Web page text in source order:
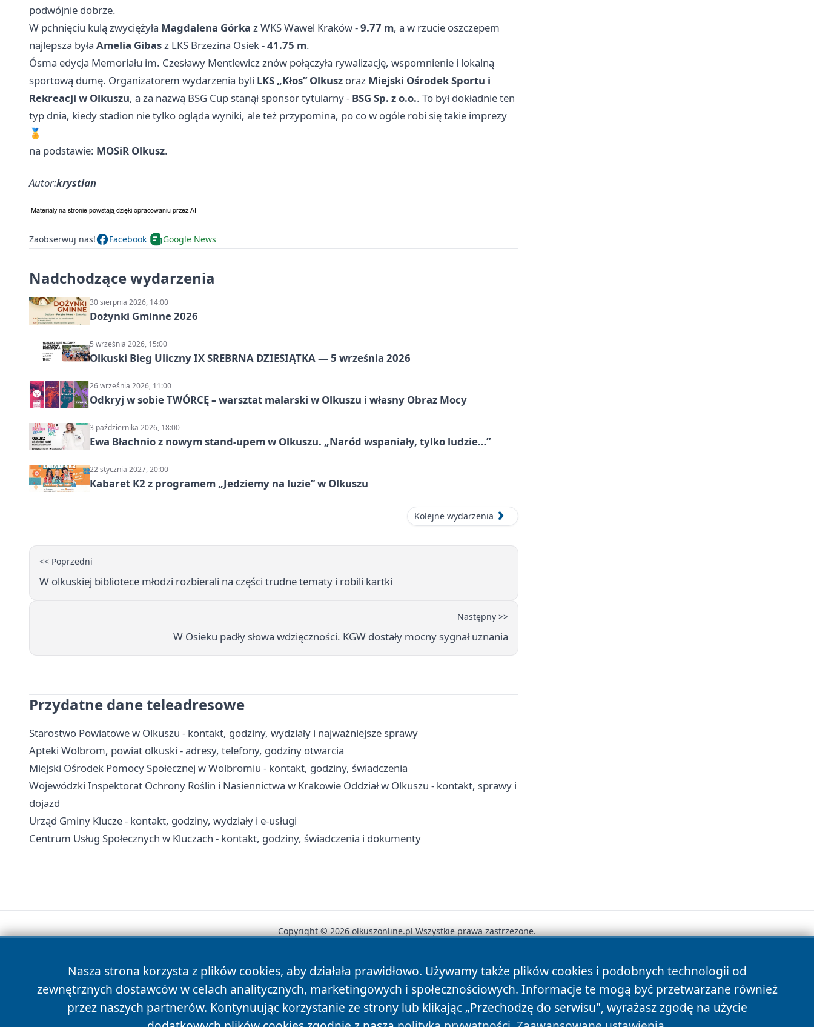
podwójnie dobrze.
W pchnięciu kulą zwyciężyła Magdalena Górka z WKS Wawel Kraków -9.77 m, a w rzucie oszczepem
najlepsza była Amelia Gibasz LKS Brzezina Osiek -41.75 m.
Ósma edycja Memoriału im. Czesławy Mentlewicz znów połączyła rywalizację, wspomnienie i lokalną
sportową dumę. Organizatorem wydarzenia byli LKS „Kłos” Olkusz oraz Miejski Ośrodek Sportu i
Rekreacji w Olkuszu, a za nazwą BSG Cup stanął sponsor tytularny - BSG Sp. z o.o.. To był dokładnie ten
typ dnia, kiedy stadion nie tylko ogląda wyniki, ale też przypomina, po co w ogóle robi się takie imprezy
🏅
na podstawie: MOSiR Olkusz.
Autor:krystian
Zaobserwuj nas! Facebook Google News
Nadchodzące wydarzenia
30 sierpnia 2026, 14:00
Dożynki Gminne 2026
5 września 2026, 15:00
Olkuski Bieg Uliczny IX SREBRNA DZIESIĄTKA — 5 września 2026
26 września 2026, 11:00
Odkryj w sobie TWÓRCĘ – warsztat malarski w Olkuszu i własny Obraz Mocy
3 października 2026, 18:00
Ewa Błachnio z nowym stand-upem w Olkuszu. „Naród wspaniały, tylko ludzie…”
22 stycznia 2027, 20:00
Kabaret K2 z programem „Jedziemy na luzie” w Olkuszu
Kolejne wydarzenia
<< Poprzedni
W olkuskiej bibliotece młodzi rozbierali na części trudne tematy i robili kartki
Następny >>
W Osieku padły słowa wdzięczności. KGW dostały mocny sygnał uznania
Przydatne dane teleadresowe
Starostwo Powiatowe w Olkuszu - kontakt, godziny, wydziały i najważniejsze sprawy
Apteki Wolbrom, powiat olkuski - adresy, telefony, godziny otwarcia
Miejski Ośrodek Pomocy Społecznej w Wolbromiu - kontakt, godziny, świadczenia
Wojewódzki Inspektorat Ochrony Roślin i Nasiennictwa w Krakowie Oddział w Olkuszu - kontakt, sprawy i
dojazd
Urząd Gminy Klucze - kontakt, godziny, wydziały i e-usługi
Centrum Usług Społecznych w Kluczach - kontakt, godziny, świadczenia i dokumenty
Nasza strona korzysta z plików cookies, aby działała prawidłowo. Używamy także plików cookies i podobnych technologii od
zewnętrznych dostawców w celach analitycznych, marketingowych i społecznościowych. Informacje te mogą być przetwarzane również
przez naszych partnerów. Kontynuując korzystanie ze strony lub klikając „Przechodzę do serwisu", wyrażasz zgodę na użycie
Copyright © 2026 olkuszonline.pl Wszystkie prawa zastrzeżone.
News Autorzy Polityka Prywatności Polityka Cookies